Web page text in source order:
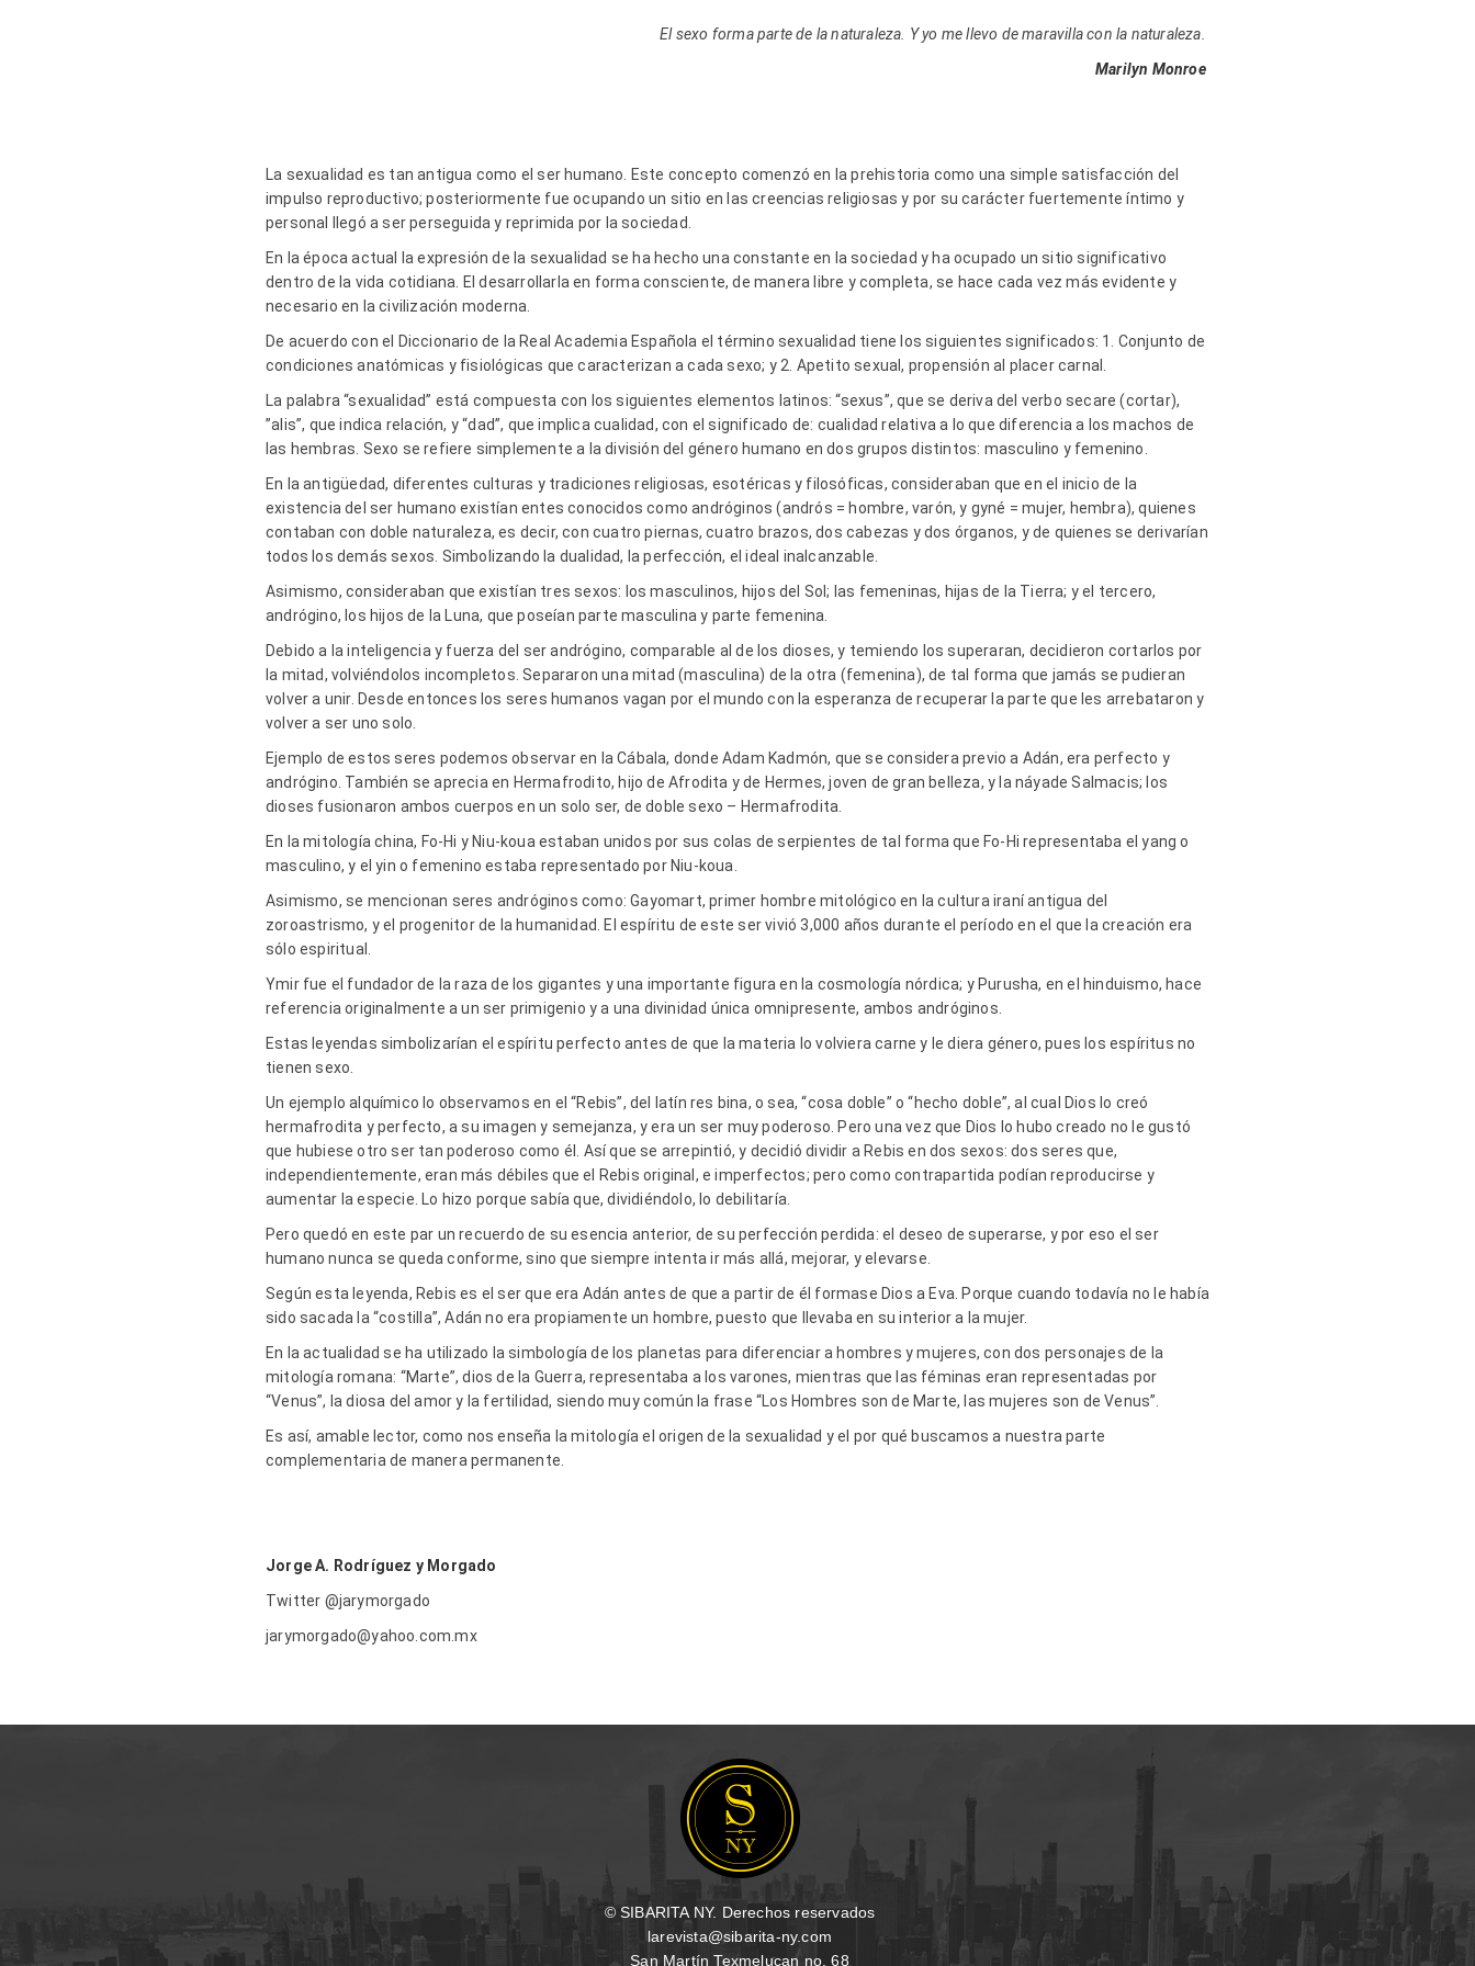
El sexo forma parte de la naturaleza. Y yo me llevo de maravilla con la naturaleza.
Marilyn Monroe
La sexualidad es tan antigua como el ser humano. Este concepto comenzó en la prehistoria como una simple satisfacción del
impulso reproductivo; posteriormente fue ocupando un sitio en las creencias religiosas y por su carácter fuertemente íntimo y
personal llegó a ser perseguida y reprimida por la sociedad.
En la época actual la expresión de la sexualidad se ha hecho una constante en la sociedad y ha ocupado un sitio significativo
dentro de la vida cotidiana. El desarrollarla en forma consciente, de manera libre y completa, se hace cada vez más evidente y
necesario en la civilización moderna.
De acuerdo con el Diccionario de la Real Academia Española el término sexualidad tiene los siguientes significados: 1. Conjunto de
condiciones anatómicas y fisiológicas que caracterizan a cada sexo; y 2. Apetito sexual, propensión al placer carnal.
La palabra “sexualidad” está compuesta con los siguientes elementos latinos: “sexus”, que se deriva del verbo secare (cortar),
”alis”, que indica relación, y “dad”, que implica cualidad, con el significado de: cualidad relativa a lo que diferencia a los machos de
las hembras. Sexo se refiere simplemente a la división del género humano en dos grupos distintos: masculino y femenino.
En la antigüedad, diferentes culturas y tradiciones religiosas, esotéricas y filosóficas, consideraban que en el inicio de la
existencia del ser humano existían entes conocidos como andróginos (andrós = hombre, varón, y gyné = mujer, hembra), quienes
contaban con doble naturaleza, es decir, con cuatro piernas, cuatro brazos, dos cabezas y dos órganos, y de quienes se derivarían
todos los demás sexos. Simbolizando la dualidad, la perfección, el ideal inalcanzable.
Asimismo, consideraban que existían tres sexos: los masculinos, hijos del Sol; las femeninas, hijas de la Tierra; y el tercero,
andrógino, los hijos de la Luna, que poseían parte masculina y parte femenina.
Debido a la inteligencia y fuerza del ser andrógino, comparable al de los dioses, y temiendo los superaran, decidieron cortarlos por
la mitad, volviéndolos incompletos. Separaron una mitad (masculina) de la otra (femenina), de tal forma que jamás se pudieran
volver a unir. Desde entonces los seres humanos vagan por el mundo con la esperanza de recuperar la parte que les arrebataron y
volver a ser uno solo.
Ejemplo de estos seres podemos observar en la Cábala, donde Adam Kadmón, que se considera previo a Adán, era perfecto y
andrógino. También se aprecia en Hermafrodito, hijo de Afrodita y de Hermes, joven de gran belleza, y la náyade Salmacis; los
dioses fusionaron ambos cuerpos en un solo ser, de doble sexo – Hermafrodita.
En la mitología china, Fo-Hi y Niu-koua estaban unidos por sus colas de serpientes de tal forma que Fo-Hi representaba el yang o
masculino, y el yin o femenino estaba representado por Niu-koua.
Asimismo, se mencionan seres andróginos como: Gayomart, primer hombre mitológico en la cultura iraní antigua del
zoroastrismo, y el progenitor de la humanidad. El espíritu de este ser vivió 3,000 años durante el período en el que la creación era
sólo espiritual.
Ymir fue el fundador de la raza de los gigantes y una importante figura en la cosmología nórdica; y Purusha, en el hinduismo, hace
referencia originalmente a un ser primigenio y a una divinidad única omnipresente, ambos andróginos.
Estas leyendas simbolizarían el espíritu perfecto antes de que la materia lo volviera carne y le diera género, pues los espíritus no
tienen sexo.
Un ejemplo alquímico lo observamos en el “Rebis”, del latín res bina, o sea, “cosa doble” o “hecho doble”, al cual Dios lo creó
hermafrodita y perfecto, a su imagen y semejanza, y era un ser muy poderoso. Pero una vez que Dios lo hubo creado no le gustó
que hubiese otro ser tan poderoso como él. Así que se arrepintió, y decidió dividir a Rebis en dos sexos: dos seres que,
independientemente, eran más débiles que el Rebis original, e imperfectos; pero como contrapartida podían reproducirse y
aumentar la especie. Lo hizo porque sabía que, dividiéndolo, lo debilitaría.
Pero quedó en este par un recuerdo de su esencia anterior, de su perfección perdida: el deseo de superarse, y por eso el ser
humano nunca se queda conforme, sino que siempre intenta ir más allá, mejorar, y elevarse.
Según esta leyenda, Rebis es el ser que era Adán antes de que a partir de él formase Dios a Eva. Porque cuando todavía no le había
sido sacada la “costilla”, Adán no era propiamente un hombre, puesto que llevaba en su interior a la mujer.
En la actualidad se ha utilizado la simbología de los planetas para diferenciar a hombres y mujeres, con dos personajes de la
mitología romana: “Marte”, dios de la Guerra, representaba a los varones, mientras que las féminas eran representadas por
“Venus”, la diosa del amor y la fertilidad, siendo muy común la frase “Los Hombres son de Marte, las mujeres son de Venus”.
Es así, amable lector, como nos enseña la mitología el origen de la sexualidad y el por qué buscamos a nuestra parte
complementaria de manera permanente.
Jorge A. Rodríguez y Morgado
Twitter @jarymorgado
jarymorgado@yahoo.com.mx
© SIBARITA NY. Derechos reservados
larevista@sibarita-ny.com
San Martín Texmelucan no. 68